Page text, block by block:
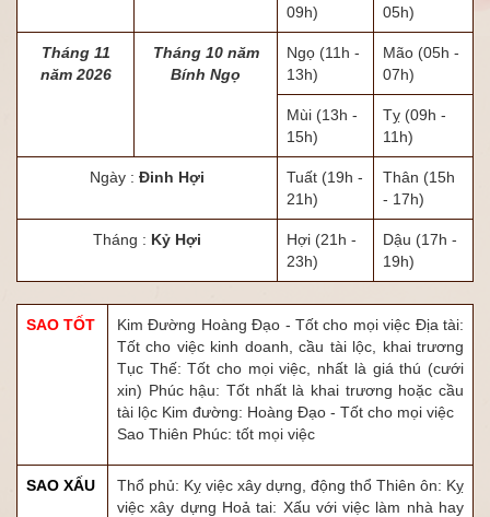
09h)
05h)
Tháng 11
năm 2026
Tháng 10 năm
Bính Ngọ
Ngọ (11h -
13h)
Mão (05h -
07h)
Mùi (13h -
15h)
Tỵ (09h -
11h)
Ngày : Đinh Hợi Tuất (19h -
21h)
Thân (15h
- 17h)
Tháng : Kỷ Hợi Hợi (21h -
23h)
Dậu (17h -
19h)
SAO TỐT
Kim Đường Hoàng Đạo - Tốt cho mọi việc Địa tài:
Tốt cho việc kinh doanh, cầu tài lộc, khai trương
Tục Thế: Tốt cho mọi việc, nhất là giá thú (cưới
xin) Phúc hậu: Tốt nhất là khai trương hoặc cầu
tài lộc Kim đường: Hoàng Đạo - Tốt cho mọi việc
Sao Thiên Phúc: tốt mọi việc
SAO XẤU
Thổ phủ: Kỵ việc xây dựng, động thổ Thiên ôn: Kỵ
việc xây dựng Hoả tai: Xấu với việc làm nhà hay